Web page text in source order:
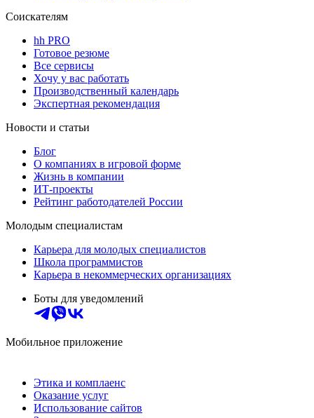
Соискателям
hh PRO
Готовое резюме
Все сервисы
Хочу у вас работать
Производственный календарь
Экспертная рекомендация
Новости и статьи
Блог
О компаниях в игровой форме
Жизнь в компании
ИТ-проекты
Рейтинг работодателей России
Молодым специалистам
Карьера для молодых специалистов
Школа программистов
Карьера в некоммерческих организациях
Боты для уведомлений
Мобильное приложение
Этика и комплаенс
Оказание услуг
Использование сайтов